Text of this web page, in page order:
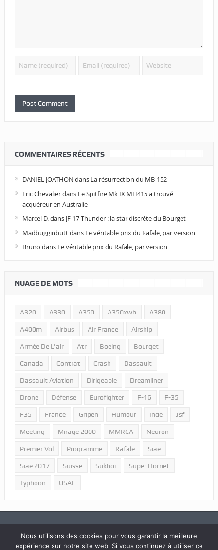
COMMENTAIRES RÉCENTS
DANIEL JOATHON dans La résurrection du MB-152
Eric Chevalierdans Le Spitfire Mk IX MH415 a trouvé
acquéreur en Australie
Marcel D.dans JF-17 Thunder : la star discrète du Bourget
Madbugginbuttdans Le véritable prix du Rafale, par version
Bruno dans Le véritable prix du Rafale, par version
NUAGE DE MOTS
A320 A330 A350 A350xwb A380
A400m Airbus Air France Airship
Armée De L'air Atr Boeing Bourget
Canada Contrat Crash Dassault
Dassault Aviation Dirigeable Dreamliner
Drone Défense Eurofighter F-16 F-35
F35 France Gripen Humour Inde Jsf
Meeting Mirage 2000 MMRCA Neuron
Premier Vol Programme Rafale Siae
Siae 2017 Suisse Sukhoi Super Hornet
Typhoon USAF
Nous utilisons des cookies pour vous garantir la meilleure
expérience sur notre site web. Si vous continuez à utiliser ce